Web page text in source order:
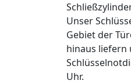
Unser
Gebiet der
hinaus liefern
Uhr.